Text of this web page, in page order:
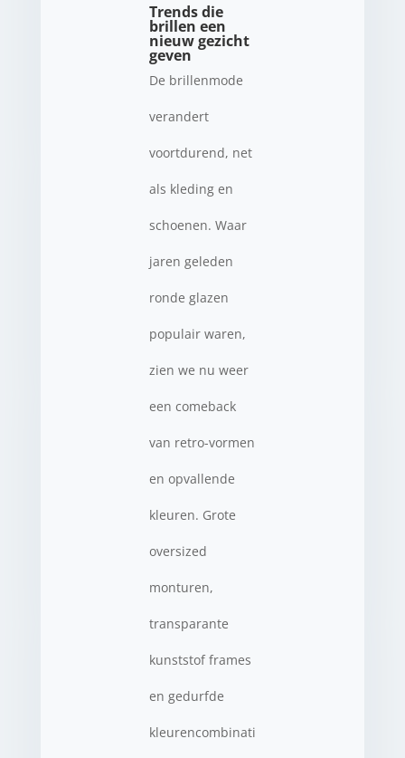
Trends die
brillen een
nieuw gezicht
geven
De brillenmode
verandert
voortdurend, net
als kleding en
schoenen. Waar
jaren geleden
ronde glazen
populair waren,
zien we nu weer
een comeback
van retro-vormen
en opvallende
kleuren. Grote
oversized
monturen,
transparante
kunststof frames
en gedurfde
kleurencombinati